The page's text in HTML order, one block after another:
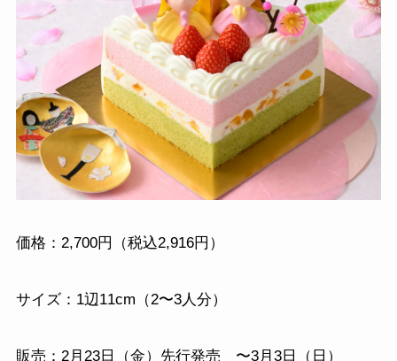
価格：2,700円（税込2,916円）
サイズ：1辺11cm（2〜3人分）
販売：2月23日（金）先行発売 〜3月3日（日）